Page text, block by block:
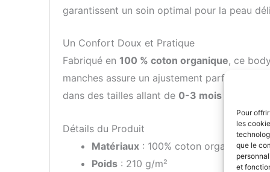
Pour
les
que le
et
garantissent un soin optimal pour la peau
Un Confort Doux et Pratique
Fabriqué en 100 % coton organique, ce
manches assure un ajustement parfait,
dans des tailles allant de 0-3 mois à 12-18
Détails du Produit
Matériaux: 100% coton organique
Poids: 210 g/m²